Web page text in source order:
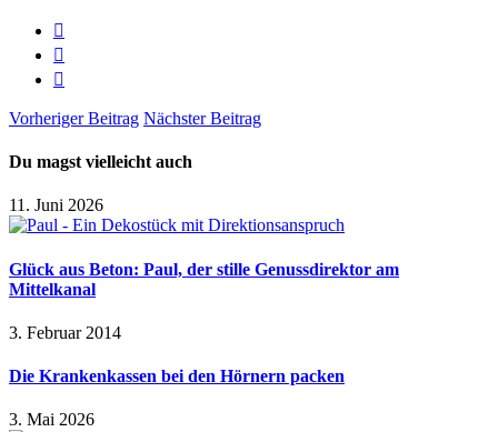
Vorheriger Beitrag Nächster Beitrag
Du magst vielleicht auch
11. Juni 2026
Glück aus Beton: Paul, der stille Genussdirektor am
Mittelkanal
3. Februar 2014
Die Krankenkassen bei den Hörnern packen
3. Mai 2026